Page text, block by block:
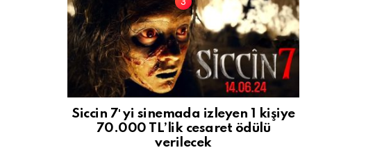
Siccin 7′ yi sinemada izleyen 1 kişiye
70.000 TL’lik cesaret ödülü
verilecek